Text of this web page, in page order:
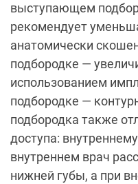
выступающем
рекомендует
анатомически
подбородке —
использованием
подбородке —
подбородка также
доступа:
внутреннем врач
нижней губы, а при